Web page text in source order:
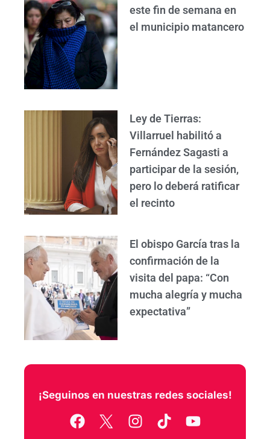
este fin de semana en
el municipio matancero
Ley de Tierras:
Villarruel habilitó a
Fernández Sagasti a
participar de la sesión,
pero lo deberá ratificar
el recinto
El obispo García tras la
confirmación de la
visita del papa: “Con
mucha alegría y mucha
expectativa”
¡Seguinos en nuestras redes sociales!
F
I
T
Y